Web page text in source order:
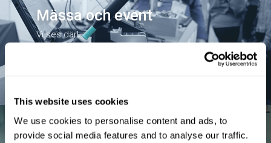
This website uses cookies
We use cookies to personalise content and ads, to
provide social media features and to analyse our traffic.
Mässa och event
Vi ses där!